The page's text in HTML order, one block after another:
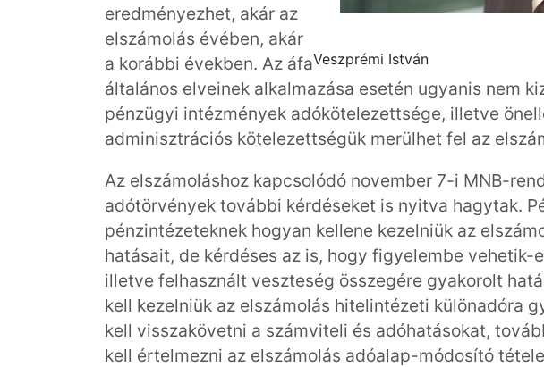
Veszprémi István
eredményezhet, akár az
elszámolás évében, akár
a korábbi években. Az áfa
általános elveinek alkalmazása esetén ugyanis nem
pénzügyi intézmények adókötelezettsége, illetve
adminisztrációs kötelezettségük merülhet fel az
Az elszámoláshoz kapcsolódó november 7-i MNB-
adótörvények további kérdéseket is nyitva hagytak.
pénzintézeteknek hogyan kellene kezelniük az
hatásait, de kérdéses az is, hogy figyelembe vehetik-
illetve felhasznált veszteség összegére gyakorolt
kell kezelniük az elszámolás hitelintézeti különadóra
kell visszakövetni a számviteli és adóhatásokat,
kell értelmezni az elszámolás adóalap-módosító